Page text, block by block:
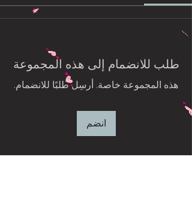
طلب للانضمام إلى هذه المجموعة
هذه المجموعة خاصة. أرسِل طلبًا للانضمام.
انضم